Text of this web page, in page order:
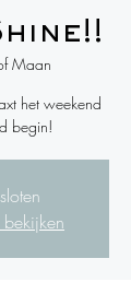
Maan
het weekend
begin!